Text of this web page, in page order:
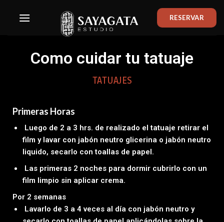
RESERVAR
Como cuidar tu tatuaje
TATUAJES
Primeras Horas
Luego de 2 a 3 hrs. de realizado el tatuaje retirar el
film y lavar con jabón neutro glicerina o jabón neutro
liquido, secarlo con toallas de papel.
Las primeras 2 noches para dormir cubrirlo con un
film limpio sin aplicar crema.
Por 2 semanas
Lavarlo de 3 a 4 veces al día con jabón neutro y